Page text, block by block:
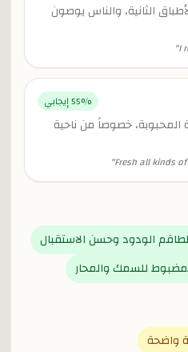
الثانية، والناس يوصون
I
"
55% إيجابي
المحبوبة، خصوصاً من ناحية
Fresh all kinds
"
الودود وحسن الاستقبال
للسمك والمحار
واضحة